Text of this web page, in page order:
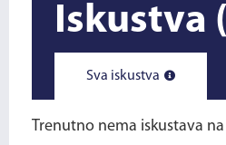
Iskustva
Sva iskustva
Trenutno nema iskustava